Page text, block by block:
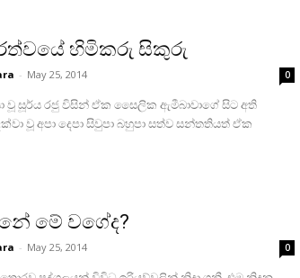
හිමිකරු සිකුරු
- May 25, 2014 0
වූ සූර්ය රජු විසින් ඒක සෛලික ඇමීබාවාගේ සිට අති
වූ අපා දෙපා සිවුපා බහුපා සත්ව සන්තතියත් ඒක
මේ වගේද?
- May 25, 2014 0